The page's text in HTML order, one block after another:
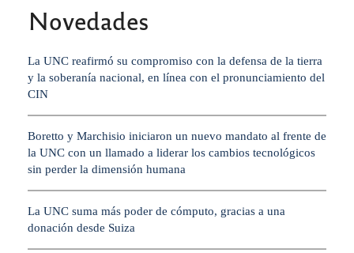
Novedades
La UNC reafirmó su compromiso con la defensa de la tierra
y la soberanía nacional, en línea con el pronunciamiento del
CIN
Boretto y Marchisio iniciaron un nuevo mandato al frente de
la UNC con un llamado a liderar los cambios tecnológicos
sin perder la dimensión humana
La UNC suma más poder de cómputo, gracias a una
donación desde Suiza